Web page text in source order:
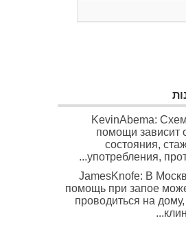
KevinAbema:
помощи зависит
состояния,
употребления,
JamesKnofe: В
помощь при запое
проводиться на дому,